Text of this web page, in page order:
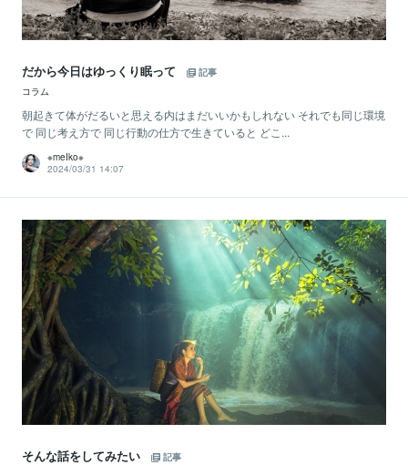
だから今日はゆっくり眠って
記事
コラム
朝起きて体がだるいと思える内はまだいいかもしれない それでも同じ環境
で 同じ考え方で 同じ行動の仕方で生きていると どこ...
※meIko※
2024/03/31 14:07
そんな話をしてみたい
記事